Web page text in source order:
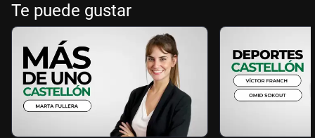
Te puede gustar